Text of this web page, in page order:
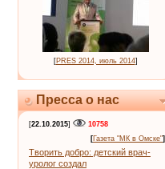
[PRES 2014, июль 2014]
Пресса о нас
[22.10.2015]
10758
[Газета "МК в Омске"]
Творить добро: детский врач-
уролог создал